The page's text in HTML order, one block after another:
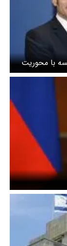
با محوریت